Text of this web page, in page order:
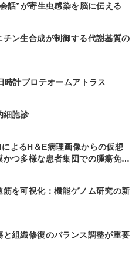
話”が寄生虫感染を脳に伝える
ン生合成が制御する代謝基質の
時計プロテオームアトラス
細胞診
よるH＆E病理画像からの仮想
つ多様な患者集団での腫瘍免疫
を可視化：機能ゲノム研究の新
組織修復のバランス調整が重要